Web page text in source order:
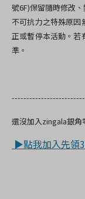
號6F)保留隨時修改
不可抗力之特殊原因
正或暫停本活動。若
準。
還沒加入zingala銀角
▶點我加入先領